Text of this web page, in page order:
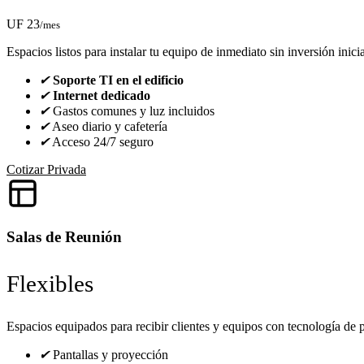
UF 23/mes
Espacios listos para instalar tu equipo de inmediato sin inversión
✔ Soporte TI en el edificio
✔ Internet dedicado
✔Gastos comunes y luz incluidos
✔Aseo diario y cafetería
✔Acceso 24/7 seguro
Cotizar Privada
Salas de Reunión
Flexibles
Espacios equipados para recibir clientes y equipos con tecnología de
✔Pantallas y proyección